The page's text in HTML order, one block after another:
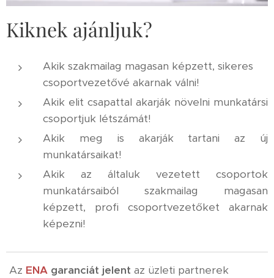
Kiknek ajánljuk?
Akik szakmailag magasan képzett, sikeres
csoportvezetővé akarnak válni!
Akik elit csapattal akarják növelni munkatársi
csoportjuk létszámát!
Akik meg is akarják tartani az új
munkatársaikat!
Akik az általuk vezetett csoportok
munkatársaiból szakmailag magasan
képzett, profi csoportvezetőket akarnak
képezni!
Az ENA garanciát jelent az üzleti partnerek